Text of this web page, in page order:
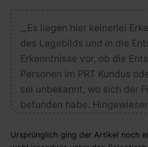
„„Es liegen hier keinerlei
des Lagebilds und in die
Erkenntnisse vor, ob die
Personen im PRT Kundus
sei unbekannt, wo sich der
befunden habe.
Ursprünglich ging der Artikel noch